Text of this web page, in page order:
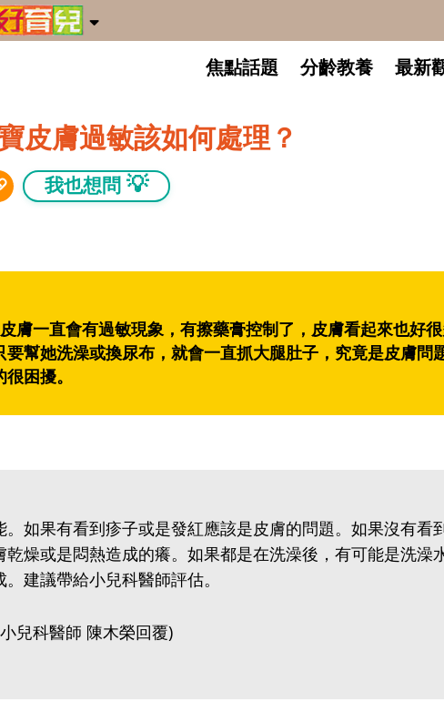
焦點話題 分齡教養 最新
皮膚過敏該如何處理？
我也想問 💡
膚一直會有過敏現象，有擦藥膏控制了，皮膚看起來也好
要幫她洗澡或換尿布，就會一直抓大腿肚子，究竟是皮膚問
困擾。
。如果有看到疹子或是發紅應該是皮膚的問題。如果沒有看
乾燥或是悶熱造成的癢。如果都是在洗澡後，有可能是洗澡
建議帶給小兒科醫師評估。
兒科醫師 陳木榮回覆)
寶貝即
和教育
生活及
助您陪
小教導主
生活與課